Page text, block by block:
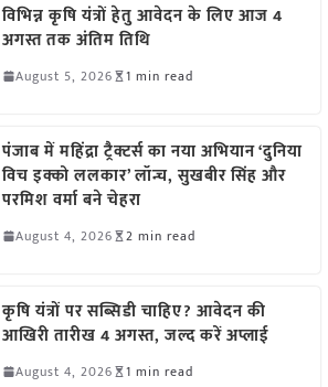
विभिन्न कृषि यंत्रों हेतु आवेदन के लिए आज 4
अगस्त तक अंतिम तिथि
August 5, 2026 1 min read
पंजाब में महिंद्रा ट्रैक्टर्स का नया अभियान ‘दुनिया
विच इक्को ललकार’ लॉन्च, सुखबीर सिंह और
परमिश वर्मा बने चेहरा
August 4, 2026 2 min read
कृषि यंत्रों पर सब्सिडी चाहिए? आवेदन की
आखिरी तारीख 4 अगस्त, जल्द करें अप्लाई
August 4, 2026 1 min read